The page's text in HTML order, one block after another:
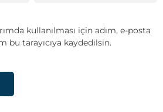
kullanılması için adım, e-posta
bu tarayıcıya kaydedilsin.